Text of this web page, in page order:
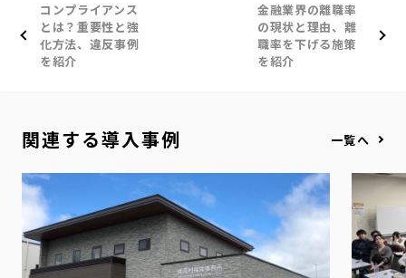
コンプライアンス
とは？重要性と強
化方法、違反事例
を紹介
金融業界の離職率
の現状と理由、離
職率を下げる施策
を紹介
関連する導入事例 一覧へ